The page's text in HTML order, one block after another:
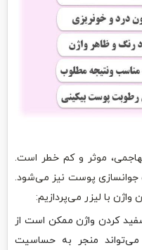
موثر و کم خطر است.
جوانسازی پوست نیز می‌شود.
با لیزر می‌پردازیم:
کردن واژن ممکن است از
می‌تواند منجر به حساسیت